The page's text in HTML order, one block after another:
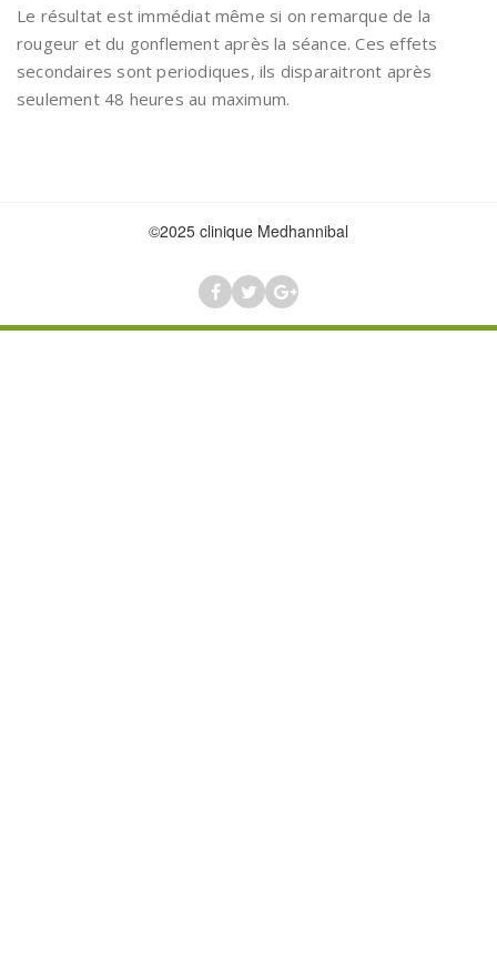
Le résultat est immédiat même si on remarque de la
rougeur et du gonflement après la séance. Ces effets
secondaires sont periodiques, ils disparaitront après
seulement 48 heures au maximum.
©2025 clinique Medhannibal